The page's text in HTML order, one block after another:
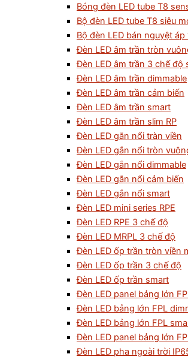
Bóng đèn LED tube T8
Bộ đèn LED tube T8 siêu
Bộ đèn LED bán nguyệt áp
Đèn LED âm trần tròn
Đèn LED âm trần 3 chế độ
Đèn LED âm trần dimmable
Đèn LED âm trần cảm biến
Đèn LED âm trần smart
Đèn LED âm trần slim RP
Đèn LED gắn nổi tràn viền
Đèn LED gắn nổi tròn
Đèn LED gắn nổi dimmable
Đèn LED gắn nổi cảm biến
Đèn LED gắn nổi smart
Đèn LED mini series RPE
Đèn LED RPE 3 chế độ
Đèn LED MRPL 3 chế độ
Đèn LED ốp trần tròn viền
Đèn LED ốp trần 3 chế độ
Đèn LED ốp trần smart
Đèn LED panel bảng lớn
Đèn LED bảng lớn FPL
Đèn LED bảng lớn FPL
Đèn LED panel bảng lớn
Đèn LED pha ngoài trời